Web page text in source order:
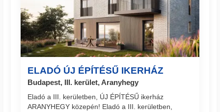
ELADÓ ÚJ ÉPÍTÉSŰ IKERHÁZ
Budapest, III. kerület, Aranyhegy
Eladó a III. kerületben, ÚJ ÉPÍTÉSŰ ikerház
ARANYHEGY közepén! Eladó a III. kerületben,